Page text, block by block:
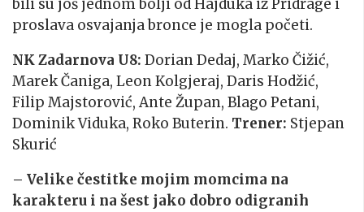
bili su još jednom bolji od Hajduka iz Pridrage i
proslava osvajanja bronce je mogla početi.
NK Zadarnova U8: Dorian Dedaj, Marko Čižić,
Marek Čaniga, Leon Kolgjeraj, Daris Hodžić,
Filip Majstorović, Ante Župan, Blago Petani,
Dominik Viduka, Roko Buterin. Trener: Stjepan
Skurić
– Velike čestitke mojim momcima na
karakteru i na šest jako dobro odigranih